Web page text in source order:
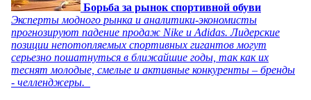
Борьба за рынок спортивной обуви
Эксперты модного рынка и аналитики-экономисты
прогнозируют падение продаж Nike и Adidas. Лидерские
позиции непотопляемых спортивных гигантов могут
серьезно пошатнуться в ближайшие годы, так как их
теснят молодые, смелые и активные конкуренты – бренды
- челленджеры.